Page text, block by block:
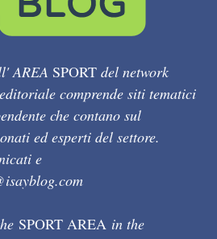
AREA SPORT del network
comprende siti tematici
che contano sul
ed esperti del settore.
e
SPORT AREA in the